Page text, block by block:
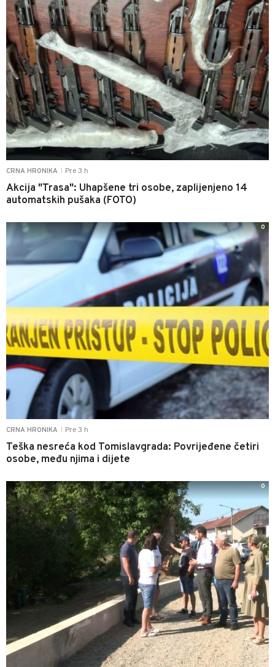
CRNA HRONIKA Pre 3 h
Akcija "Trasa": Uhapšene tri osobe, zaplijenjeno 14
automatskih pušaka (FOTO)
CRNA HRONIKA Pre 3 h
Teška nesreća kod Tomislavgrada: Povrijeđene četiri
osobe, među njima i dijete
0
0